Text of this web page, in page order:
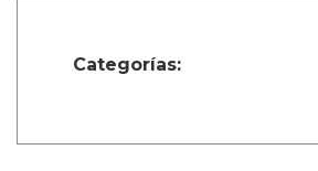
Categorías: